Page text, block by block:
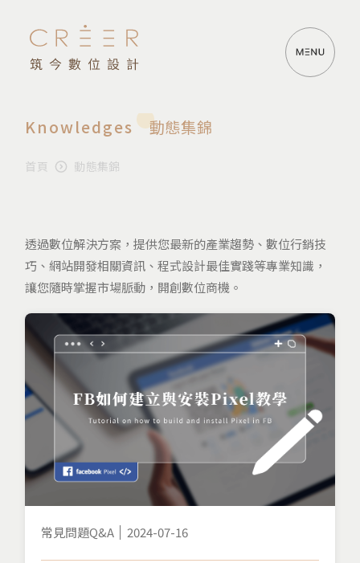
Knowledges 動態集錦
首頁 動態集錦
透過數位解決方案，提供您最新的產業趨勢、數位行銷技
巧、網站開發相關資訊、程式設計最佳實踐等專業知識，
讓您隨時掌握市場脈動，開創數位商機。
常見問題Q&A 2024-07-16